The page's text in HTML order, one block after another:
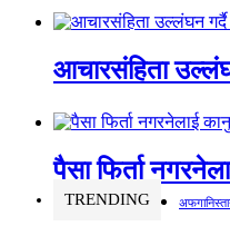
आचारसंहिता
पैसा फिर्ता
TRENDING